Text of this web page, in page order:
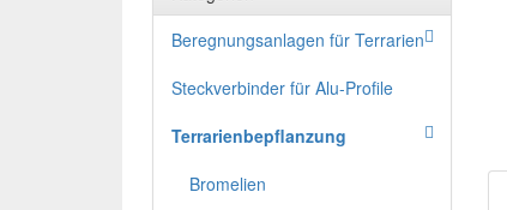
Beregnungsanlagen für Terrarien
Steckverbinder für Alu-Profile
Terrarienbepflanzung
Bromelien